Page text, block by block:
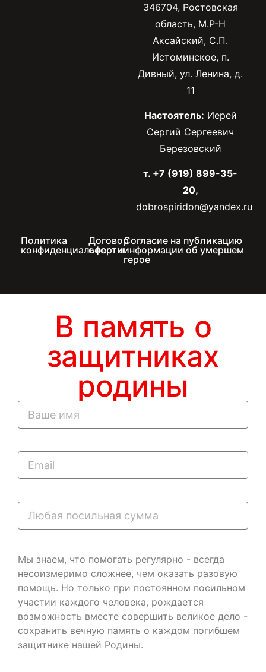
346704, Ростовская
область, М.Р-Н
Аксайский, С.П.
Истоминское, п.
Дивный, ул. Ленина, д.
11
Настоятель: Иерей
Сергий Сергеевич
Березовский
т. +7 (919) 899-35-
20,
dobrospiridon@yandex.ru
Политика
конфиденциальности
Договор
оферты
Согласие на публикацию
информации об умершем
герое
В память о
защитниках
родины
Мы знаем, что помогать регулярно - всегда
несоизмеримо сложнее, чем оказать разовую
помощь. Но только при постоянном посильном
участии каждого человека, рождается
возможность вместе совершить великое дело -
сохранить вечную память о каждом погибшем
защитнике нашей Родины.